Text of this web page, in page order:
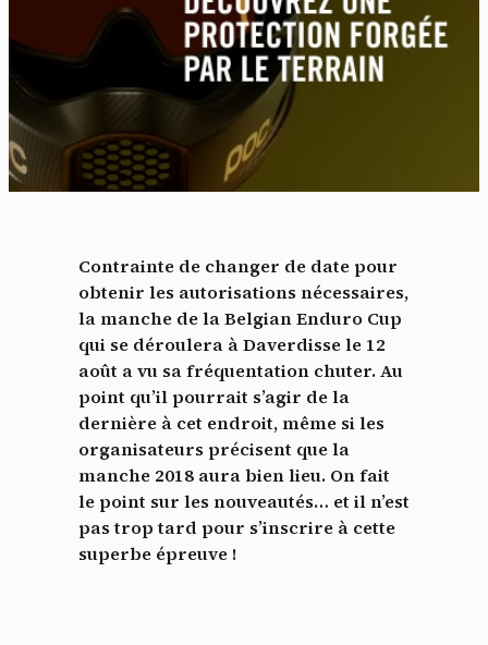
Contrainte de changer de date pour
obtenir les autorisations nécessaires,
la manche de la Belgian Enduro Cup
qui se déroulera à Daverdisse le 12
août a vu sa fréquentation chuter. Au
point qu’il pourrait s’agir de la
dernière à cet endroit, même si les
organisateurs précisent que la
manche 2018 aura bien lieu. On fait
le point sur les nouveautés… et il n’est
pas trop tard pour s’inscrire à cette
superbe épreuve !